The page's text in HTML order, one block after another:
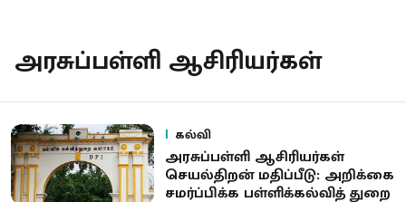
அரசுப்பள்ளி ஆசிரியர்கள்
கல்வி
அரசுப்பள்ளி ஆசிரியர்கள்
செயல்திறன் மதிப்பீடு: அறிக்கை
சமர்ப்பிக்க பள்ளிக்கல்வித் துறை